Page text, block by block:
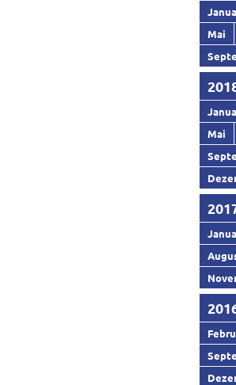
Mai
Mai